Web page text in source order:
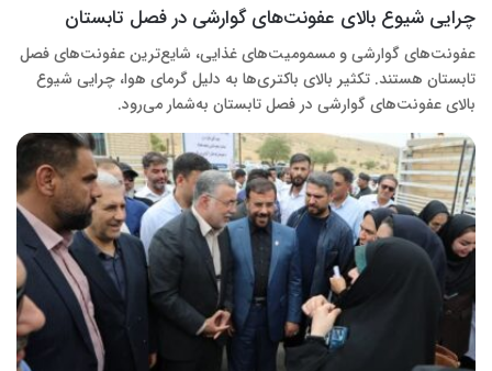
چرایی شیوع بالای عفونت‌های گوارشی در فصل تابستان
عفونت‌های گوارشی و مسمومیت‌های غذایی، شایع‌ترین عفونت‌های فصل
تابستان هستند. تکثیر بالای باکتری‌ها به دلیل گرمای هوا، چرایی شیوع
بالای عفونت‌های گوارشی در فصل تابستان به‌شمار می‌رود.